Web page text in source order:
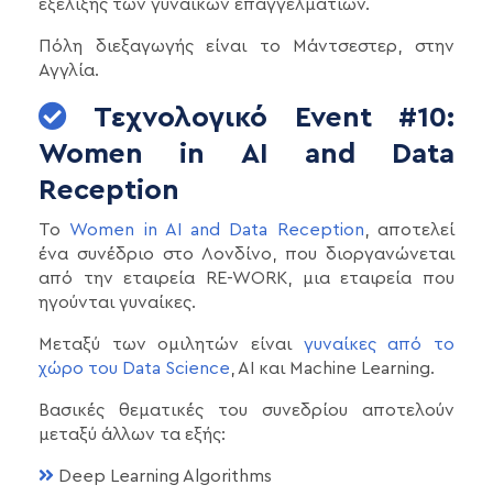
εξέλιξης των γυναικών επαγγελματιών.
Πόλη διεξαγωγής είναι το Μάντσεστερ, στην
Αγγλία.
Τεχνολογικό Event #10:
Women in AI and Data
Reception
Το Women in AI and Data Reception, αποτελεί
ένα συνέδριο στο Λονδίνο, που διοργανώνεται
από την εταιρεία RE-WORK, μια εταιρεία που
ηγούνται γυναίκες.
Μεταξύ των ομιλητών είναι γυναίκες από το
χώρο του Data Science, AI και Machine Learning.
Βασικές θεματικές του συνεδρίου αποτελούν
μεταξύ άλλων τα εξής:
Deep Learning Algorithms